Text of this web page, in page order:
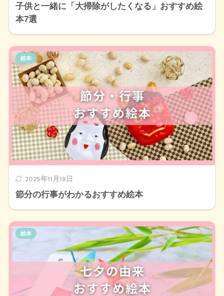
子供と一緒に「大掃除がしたくなる」おすすめ絵
本7選
2025年11月18日
節分の行事がわかるおすすめ絵本
絵本
絵本